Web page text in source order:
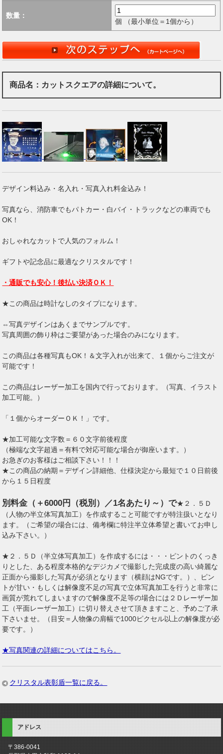
数量：
個 （最小単位＝1個から）
商品名：カットスクエアの詳細について。
デザイン料込み・名入れ・写真入れ料金込み！
写真なら、消防車でもパトカー・白バイ・トラックなどの車両でも
OK！
おしゃれなカットで人気のフォルム！
ギフトや記念品に最適なクリスタルです！
・通販でも安心！後払い決済ＯＫ！
★この商品は時計なしのタイプになります。
⇔写真デザインはあくまでサンプルです。
写真周囲の飾り枠はご要望があった場合のみになります。
この商品は各種写真もOK！＆文字入れが出来て、１個からご注文が
可能です！
この商品はレーザー加工を国内で行っております。（写真、イラスト
加工可能。）
「１個からオーダーＯＫ！」です。
★加工可能な文字数＝６０文字前後程度
（極端な文字超過＝有料で対応可能な場合が御座います。）
お急ぎのお客様はご相談下さい！！！
★この商品の納期＝デザイン詳細他、仕様決定から最短で１０日前後
から１５日程度
別料金（＋6000円（税別）／1名あたり～）で★２．５Ｄ
（人物の半立体写真加工）を作成すること可能ですが特注扱いとなり
ます。（ご希望の場合には、備考欄に特注半立体希望と書いてお申し
込み下さい。）
★２．５Ｄ（半立体写真加工）を作成するには・・・ピントのくっき
りとした、ある程度本格的なデジカメで撮影した完成度の高い綺麗な
正面から撮影した写真が必須となります（横顔はNGです。）、ピン
トが甘い・もしくは解像度不足の写真で立体写真加工を行うと非常に
画質が荒れてしまいますので解像度不足等の場合には２Ｄレーザー加
工（平面レーザー加工）に切り替えさせて頂きますこと、予めご了承
下さいませ。（目安＝人物像の肩幅で1000ピクセル以上の解像度が必
要です。）
★写真関連の詳細についてはこちら。
クリスタル表彰盾一覧に戻る。
アドレス
〒386-0041